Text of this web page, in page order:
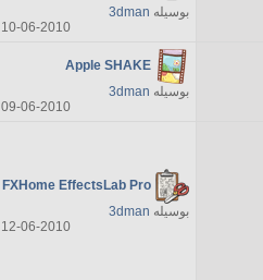
بوسیله 3dman
10-06-2010
Apple SHAKE
بوسیله 3dman
09-06-2010
FXHome EffectsLab Pro
بوسیله 3dman
12-06-2010